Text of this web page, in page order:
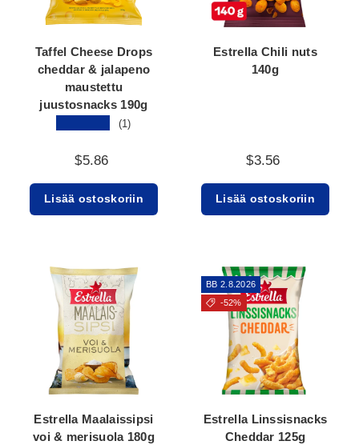
Taffel Cheese Drops
cheddar & jalapeno
maustettu
juustosnacks 190g
(1)
$5.86
Lisää ostoskoriin
Estrella Chili nuts
140g
$3.56
Lisää ostoskoriin
Estrella Maalaissipsi
voi & merisuola 180g
BB 2.8.2026
-52%
Estrella Linssisnacks
Cheddar 125g